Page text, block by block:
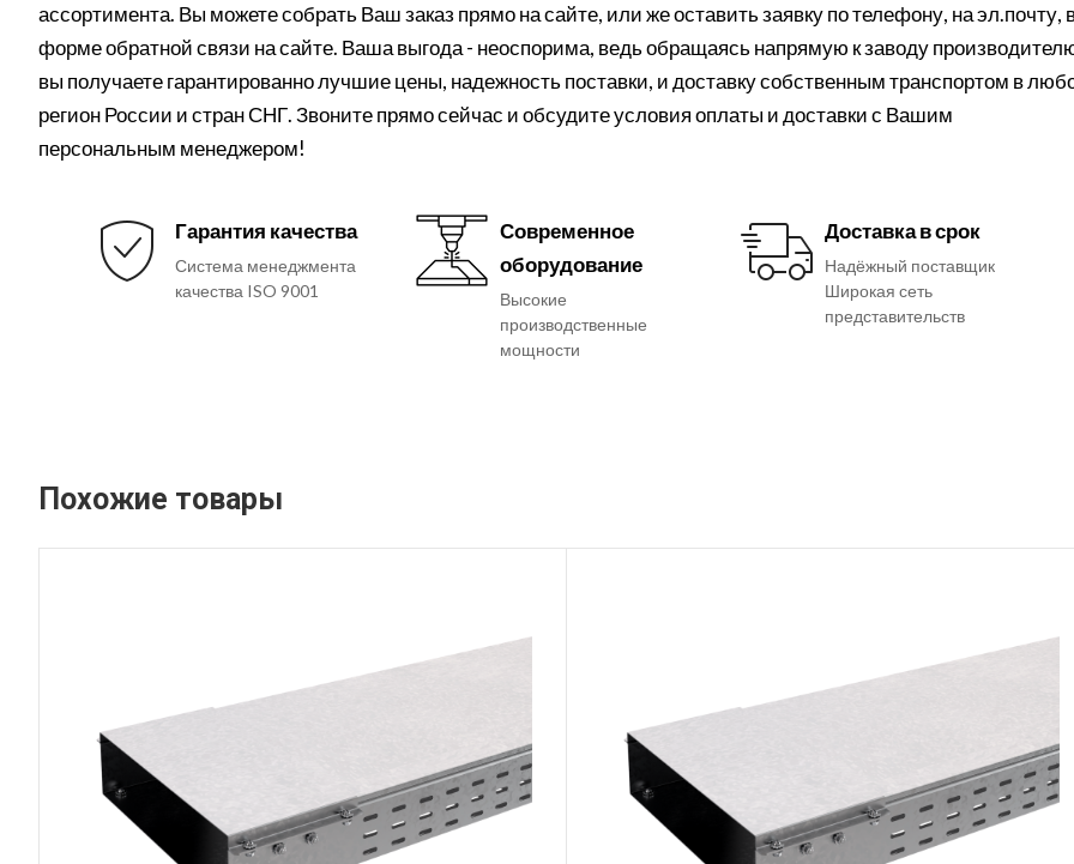
ассортимента. Вы можете собрать Ваш заказ прямо на сайте, или же оставить заявку по телефону, на эл.почту,
форме обратной связи на сайте. Ваша выгода - неоспорима, ведь обращаясь напрямую к заводу
вы получаете гарантированно лучшие цены, надежность поставки, и доставку собственным транспортом в
регион России и стран СНГ. Звоните прямо сейчас и обсудите условия оплаты и доставки с Вашим
персональным менеджером!
Гарантия качества
Система менеджмента
качества ISO 9001
Современное
оборудование
Высокие
производственные
мощности
Доставка в срок
Надёжный поставщик
Широкая сеть
представительств
Похожие товары